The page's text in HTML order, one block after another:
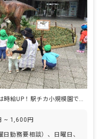
開花、実りを実感したり思
ちを持つ ・じょうぶなから
人の生活リズムを大切に
排泄、午睡） ・がまんづよ
ある事や経験したことを
週3日以上からOK、早番は時給UP！駅チカ小規模園でのお仕事です
~ 1,600円
日勤務要相談）、日曜日、